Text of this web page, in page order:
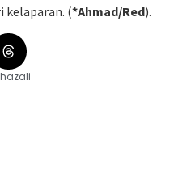
kelaparan. (*Ahmad/Red).